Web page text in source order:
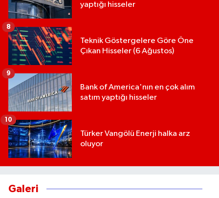
yaptığı hisseler
Teknik Göstergelere Göre Öne
Çıkan Hisseler (6 Ağustos)
8
Bank of America'nın en çok alım
satım yaptığı hisseler
9
Türker Vangölü Enerji halka arz
oluyor
10
Galeri